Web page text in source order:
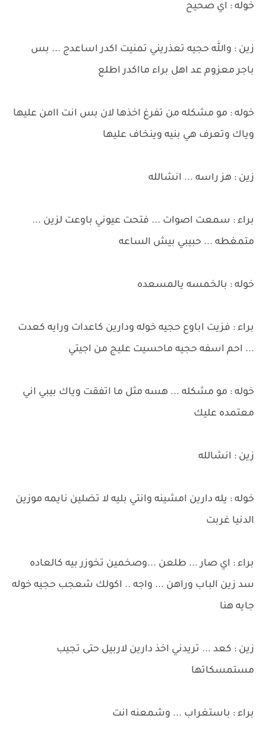
خوله : اي صحيح
زين : والله حجيه تعذريني تمنيت اكدر اساعدج ... بس
باجر معزوم عد اهل براء مااكدر اطلع
خوله : مو مشكله من تفرغ اخذها لان بس انت اامن عليها
وياك وتعرف هي بنيه وينخاف عليها
زين : هز راسه ... انشالله
براء : سمعت اصوات ... فتحت عيوني باوعت لزين ...
متمغطه ... حبيبي بيش الساعه
خوله : بالخمسه يالمسعده
براء : فزيت اباوع حجيه خوله ودارين كاعدات ورايه كعدت
... احم اسفه حجيه ماحسيت عليج من اجيتي
خوله : مو مشكله ... هسه مثل ما اتفقت وياك بيبي اني
معتمده عليك
زين : انشالله
خوله : يله دارين امشينه وانتي بليه لا تضلين نايمه موزين
الدنيا غربت
براء : اي صار ... طلعن ...وصخمين تخوزر بيه كالعاده
سد زين الباب وراهن ... واجه .. اكولك شعجب حجيه خوله
جايه هنا
زين : كعد ... تريدني اخذ دارين لاربيل حتى تجيب
مستمسكاتها
براء : باستغراب ... وشمعنه انت